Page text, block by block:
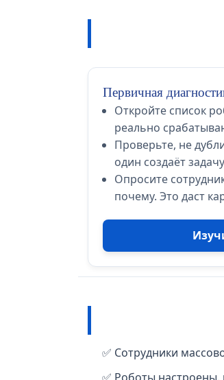
Первичная
Откройте список
реально
Проверьте, не
один создаёт
Опросите
почему. Это даст
✅ Сотрудники